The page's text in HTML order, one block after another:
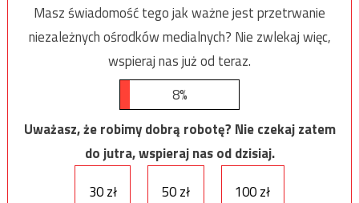
Masz świadomość tego jak ważne jest przetrwanie
niezależnych ośrodków medialnych? Nie zwlekaj więc,
wspieraj nas już od teraz.
8%
Uważasz, że robimy dobrą robotę? Nie czekaj zatem
do jutra, wspieraj nas od dzisiaj.
30 zł
50 zł 100 zł